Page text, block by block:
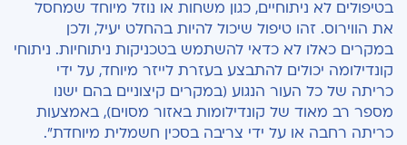
בטיפולים לא ניתוחיים, כגון משחות או נוזל מיוחד שמחסל
את הווירוס. זהו טיפול שיכול להיות בהחלט יעיל, ולכן
במקרים כאלו לא כדאי להשתמש בטכניקות ניתוחיות. ניתוחי
קונדילומה יכולים להתבצע בעזרת לייזר מיוחד, על ידי
כריתה של כל העור הנגוע (במקרים קיצוניים בהם ישנו
מספר רב מאוד של קונדילומות באזור מסוים), באמצעות
כריתה רחבה או על ידי צריבה בסכין חשמלית מיוחדת".